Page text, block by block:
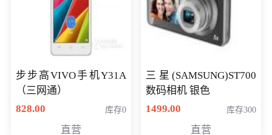
步步高VIVO手机Y31A
（三网通）
828.00
库存0
直营
三星(SAMSUNG)ST700
数码相机 银色
1499.00
库存300
直营